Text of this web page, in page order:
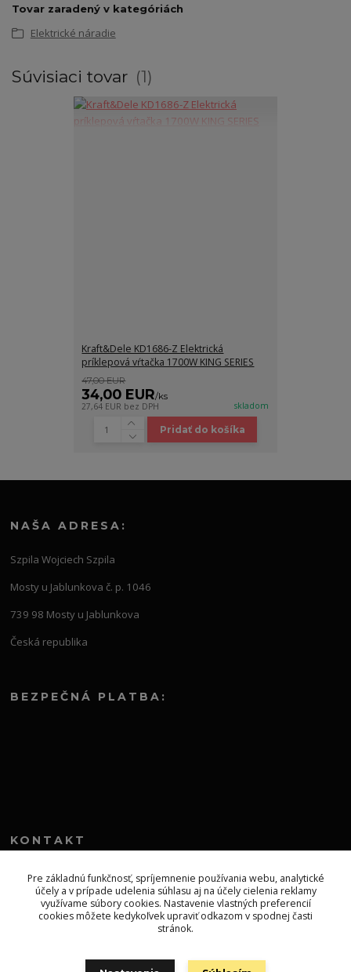
Tovar zaradený v kategóriách
Elektrické náradie
Súvisiaci tovar 1
Kraft&Dele KD1686-Z Elektrická
príklepová vŕtačka 1700W KING SERIES
47,00 EUR
34,00 EUR/ks
27,64 EUR bez DPH skladom
Pridať do košíka
NAŠA ADRESA:
Szpila Wojciech Szpila
Mosty u Jablunkova č. p. 1046
739 98 Mosty u Jablunkova
Česká republika
BEZPEČNÁ PLATBA:
KONTAKT
+421 552 304 860
Po-Pia 8.00-13.00
topprodejsk@gmail.com
Pre základnú funkčnosť, spríjemnenie používania webu, analytické
účely a v prípade udelenia súhlasu aj na účely cielenia reklamy
využívame súbory cookies. Nastavenie vlastných preferencií
cookies môžete kedykoľvek upraviť odkazom v spodnej časti
stránok.